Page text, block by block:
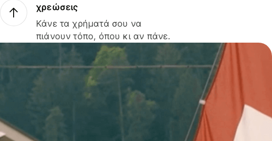
χρεώσεις
Κάνε τα χρήματά σου να
πιάνουν τόπο, όπου κι αν πάνε.